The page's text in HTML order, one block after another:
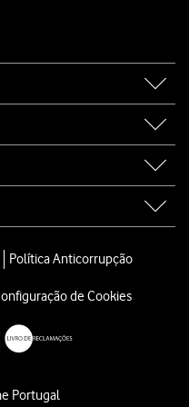
Política Anticorrupção
de Cookies
Portugal